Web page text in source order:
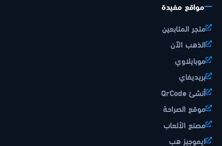
مواقع مفيدة
متجر المتابعين
الذهب الآن
موبايلاوي
بريديفاي
أنشئ QrCode
موقع الصراحة
مصنع الألعاب
ايموجيز هب